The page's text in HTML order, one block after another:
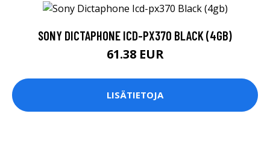
SONY DICTAPHONE ICD-PX370 BLACK (4GB)
61.38 EUR
LISÄTIETOJA